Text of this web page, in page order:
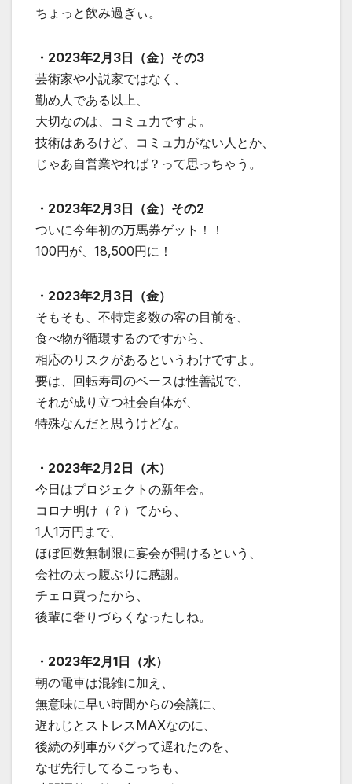
ちょっと飲み過ぎぃ。
・2023年2月3日（金）その3
芸術家や小説家ではなく、
勤め人である以上、
大切なのは、コミュ力ですよ。
技術はあるけど、コミュ力がない人とか、
じゃあ自営業やれば？って思っちゃう。
・2023年2月3日（金）その2
ついに今年初の万馬券ゲット！！
100円が、18,500円に！
・2023年2月3日（金）
そもそも、不特定多数の客の目前を、
食べ物が循環するのですから、
相応のリスクがあるというわけですよ。
要は、回転寿司のベースは性善説で、
それが成り立つ社会自体が、
特殊なんだと思うけどな。
・2023年2月2日（木）
今日はプロジェクトの新年会。
コロナ明け（？）てから、
1人1万円まで、
ほぼ回数無制限に宴会が開けるという、
会社の太っ腹ぶりに感謝。
チェロ買ったから、
後輩に奢りづらくなったしね。
・2023年2月1日（水）
朝の電車は混雑に加え、
無意味に早い時間からの会議に、
遅れじとストレスMAXなのに、
後続の列車がバグって遅れたのを、
なぜ先行してるこっちも、